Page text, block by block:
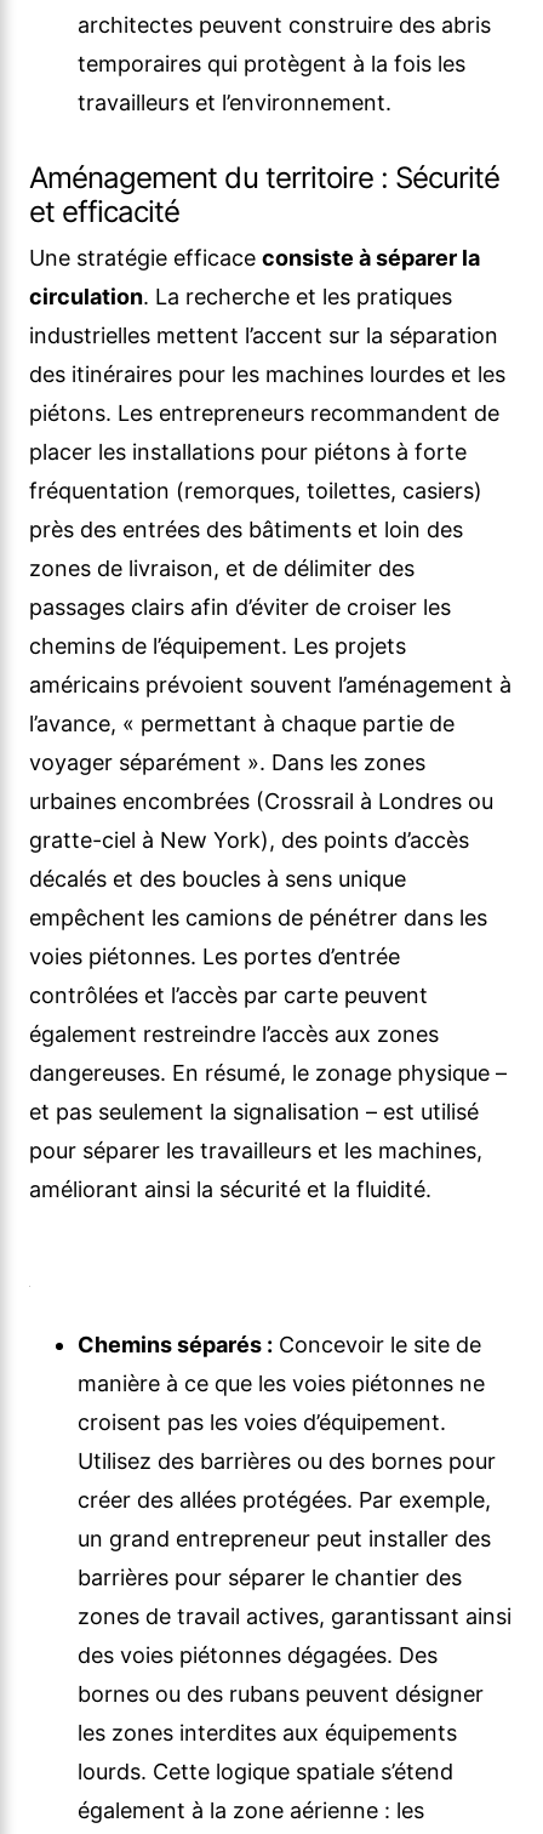
architectes peuvent construire des abris
temporaires qui protègent à la fois les
travailleurs et l’environnement.
Aménagement du territoire : Sécurité
et efficacité
Une stratégie efficace consiste à séparer la
circulation. La recherche et les pratiques
industrielles mettent l’accent sur la séparation
des itinéraires pour les machines lourdes et les
piétons. Les entrepreneurs recommandent de
placer les installations pour piétons à forte
fréquentation (remorques, toilettes, casiers)
près des entrées des bâtiments et loin des
zones de livraison, et de délimiter des
passages clairs afin d’éviter de croiser les
chemins de l’équipement. Les projets
américains prévoient souvent l’aménagement à
l’avance, « permettant à chaque partie de
voyager séparément ». Dans les zones
urbaines encombrées (Crossrail à Londres ou
gratte-ciel à New York), des points d’accès
décalés et des boucles à sens unique
empêchent les camions de pénétrer dans les
voies piétonnes. Les portes d’entrée
contrôlées et l’accès par carte peuvent
également restreindre l’accès aux zones
dangereuses. En résumé, le zonage physique –
et pas seulement la signalisation – est utilisé
pour séparer les travailleurs et les machines,
améliorant ainsi la sécurité et la fluidité.
Chemins séparés : Concevoir le site de
manière à ce que les voies piétonnes ne
croisent pas les voies d’équipement.
Utilisez des barrières ou des bornes pour
créer des allées protégées. Par exemple,
un grand entrepreneur peut installer des
barrières pour séparer le chantier des
zones de travail actives, garantissant ainsi
des voies piétonnes dégagées. Des
bornes ou des rubans peuvent désigner
les zones interdites aux équipements
lourds. Cette logique spatiale s’étend
également à la zone aérienne : les